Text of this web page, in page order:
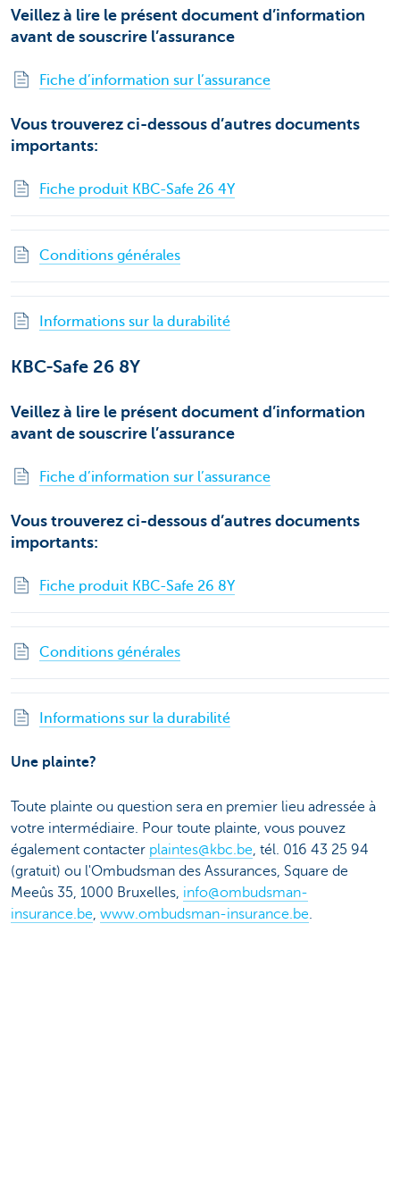
Veillez à lire le présent document d’information
avant de souscrire l’assurance
Fiche d’information sur l’assurance
Vous trouverez ci-dessous d’autres documents
importants:
Fiche produit KBC-Safe 26 4Y
Conditions générales
Informations sur la durabilité
KBC-Safe 26 8Y
Veillez à lire le présent document d’information
avant de souscrire l’assurance
Fiche d’information sur l’assurance
Vous trouverez ci-dessous d’autres documents
importants:
Fiche produit KBC-Safe 26 8Y
Conditions générales
Informations sur la durabilité
Une plainte?
Toute plainte ou question sera en premier lieu adressée à
votre intermédiaire. Pour toute plainte, vous pouvez
également contacter plaintes@kbc.be, tél. 016 43 25 94
(gratuit) ou l'Ombudsman des Assurances, Square de
Meeûs 35, 1000 Bruxelles, info@ombudsman-
insurance.be, www.ombudsman-insurance.be.